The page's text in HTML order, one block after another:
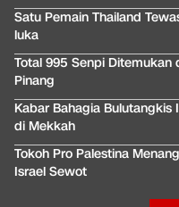
Satu Pemain Thailand
luka
Total 995 Senpi Ditemukan
Pinang
Kabar Bahagia Bulutangkis
di Mekkah
Tokoh Pro Palestina
Israel Sewot